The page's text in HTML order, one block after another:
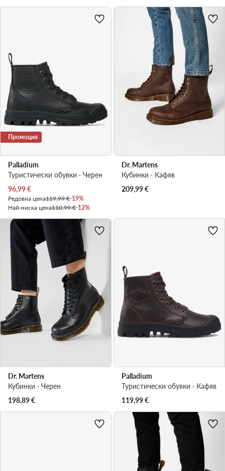
Промоция
Palladium
Туристически oбувки · Черен
Актуална цена
96,99€
Редовна цена119,99 €-19%
Най-ниска цена110,99 €-12%
Dr. Martens
Кубинки · Кафяв
209,99€
Dr. Martens
Кубинки · Черен
198,89€
Palladium
Туристически oбувки · Кафяв
119,99€